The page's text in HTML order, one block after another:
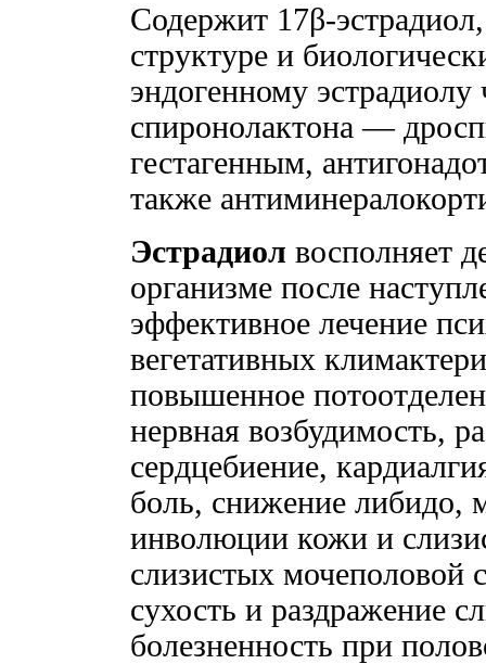
Содержит 17β-
структуре и
эндогенному
спиронолактона —
гестагенным,
также
Эстрадиол восполняет
организме после
эффективное лечение
вегетативных
повышенное
нервная возбудимость,
сердцебиение,
боль, снижение либидо,
инволюции кожи и
слизистых мочеполовой
сухость и раздражение
болезненность при